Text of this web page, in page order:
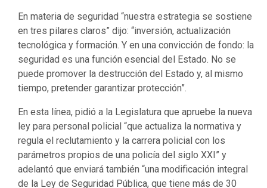
En materia de seguridad “nuestra estrategia se sostiene
en tres pilares claros” dijo: “inversión, actualización
tecnológica y formación. Y en una convicción de fondo: la
seguridad es una función esencial del Estado. No se
puede promover la destrucción del Estado y, al mismo
tiempo, pretender garantizar protección”.
En esta línea, pidió a la Legislatura que apruebe la nueva
ley para personal policial “que actualiza la normativa y
regula el reclutamiento y la carrera policial con los
parámetros propios de una policía del siglo XXI” y
adelantó que enviará también “una modificación integral
de la Ley de Seguridad Pública, que tiene más de 30